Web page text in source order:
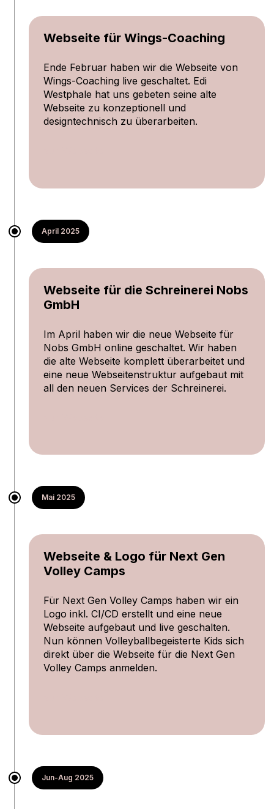
Webseite für Wings-Coaching
Ende Februar haben wir die Webseite von
Wings-Coaching live geschaltet. Edi
Westphale hat uns gebeten seine alte
Webseite zu konzeptionell und
designtechnisch zu überarbeiten.
April 2025
Webseite für die Schreinerei Nobs
GmbH
Im April haben wir die neue Webseite für
Nobs GmbH online geschaltet. Wir haben
die alte Webseite komplett überarbeitet und
eine neue Webseitenstruktur aufgebaut mit
all den neuen Services der Schreinerei.
Mai 2025
Webseite & Logo für Next Gen
Volley Camps
Für Next Gen Volley Camps haben wir ein
Logo inkl. CI/CD erstellt und eine neue
Webseite aufgebaut und live geschalten.
Nun können Volleyballbegeisterte Kids sich
direkt über die Webseite für die Next Gen
Volley Camps anmelden.
Jun-Aug 2025